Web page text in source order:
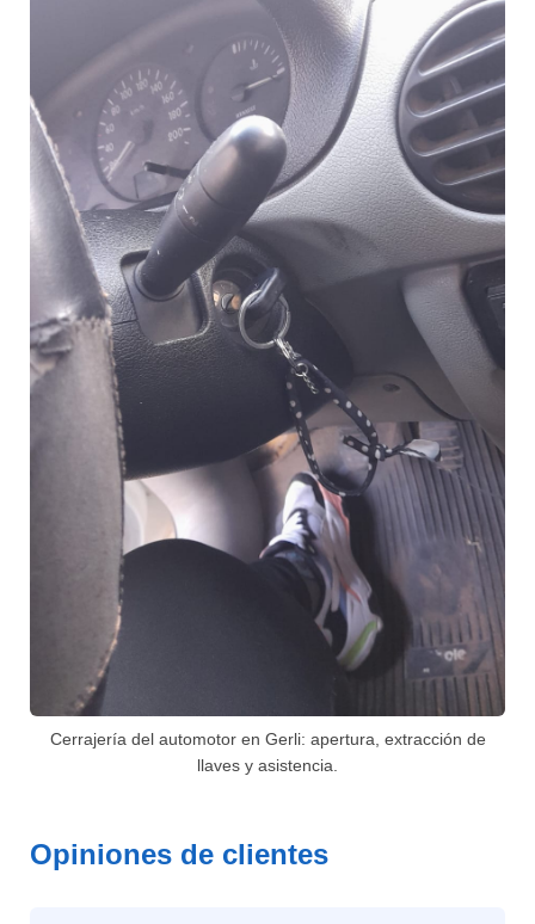
Cerrajería del automotor en Gerli: apertura, extracción de
llaves y asistencia.
Opiniones de clientes